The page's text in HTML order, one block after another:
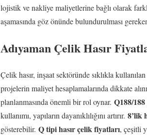
lojistik ve nakliye maliyetlerine bağlı olarak
aşamasında göz önünde bulundurulması
Adıyaman Çelik Hasır
Çelik hasır, inşaat sektöründe sıklıkla
projelerin maliyet hesaplamalarında dikkate
planlanmasında önemli bir rol oynar. Q188/
kullanımı, yapıların dayanıklılığını artırır. 8’lik
gösterebilir. Q tipi hasır çelik fiyatları, çeşitli